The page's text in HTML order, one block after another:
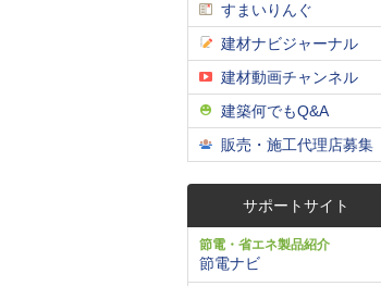
すまいりんぐ
建材ナビジャーナル
建材動画チャンネル
建築何でもQ&A
販売・施工代理店募集
サポートサイト
節電・省エネ製品紹介
節電ナビ